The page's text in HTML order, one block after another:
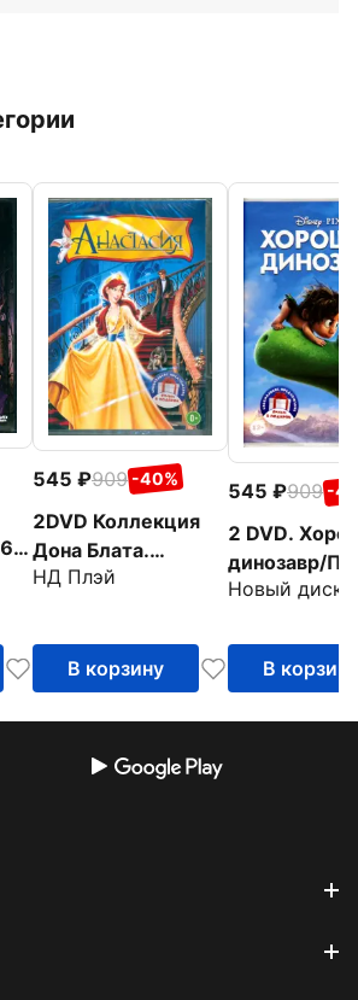
545 909 -40%
2DVD Коллекция
Дона Блата.
Анастаcия. Все псы
НД Плэй
В корзину
545 909 -
2 DVD.
динозавр/
с
Новый диск
В корзину